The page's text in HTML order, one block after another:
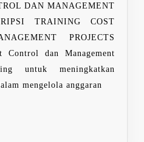
DAN MANAGEMENT
TRAINING COST
PROJECTS
Control dan Management
untuk meningkatkan
mengelola anggaran